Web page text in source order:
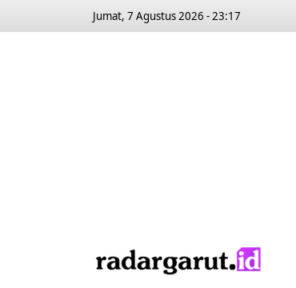
Jumat, 7 Agustus 2026 - 23:17